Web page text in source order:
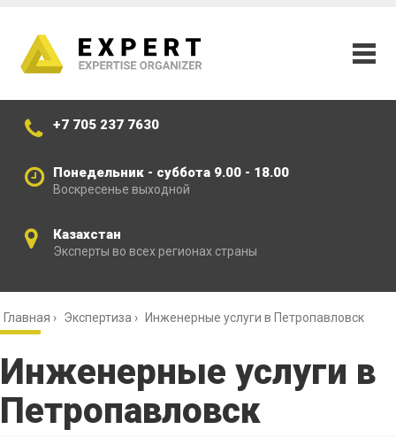
+7 705 237 7630
Понедельник - суббота 9.00 - 18.00
Воскресенье выходной
Казахстан
Эксперты во всех регионах страны
Главная › Экспертиза › Инженерные услуги в Петропавловск
Инженерные услуги в
Петропавловск